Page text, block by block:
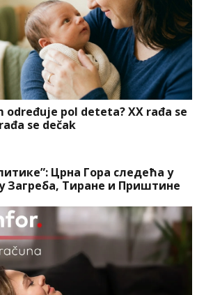
određuje pol deteta? XX rađa se
se dečak
Црна Гора следећа у
Загреба, Тиране и Приштине